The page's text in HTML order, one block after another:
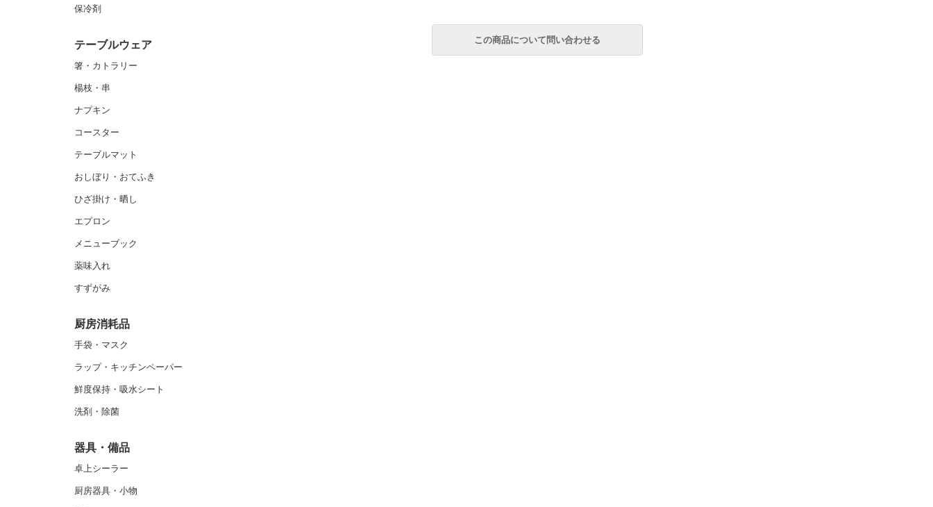
保冷剤
テーブルウェア
箸・カトラリー
楊枝・串
ナプキン
コースター
テーブルマット
おしぼり・おてふき
ひざ掛け・晒し
エプロン
メニューブック
薬味入れ
すずがみ
厨房消耗品
手袋・マスク
ラップ・キッチンペーパー
鮮度保持・吸水シート
洗剤・除菌
器具・備品
卓上シーラー
厨房器具・小物